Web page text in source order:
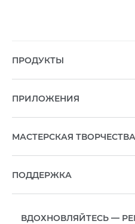
ПРОДУКТЫ
ПРИЛОЖЕНИЯ
МАСТЕРСКАЯ ТВОРЧЕСТВА
ПОДДЕРЖКА
ВДОХНОВЛЯЙТЕСЬ —